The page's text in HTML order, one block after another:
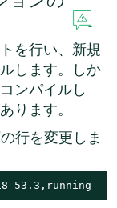
を行い、新規
します。しか
ンパイルし
ります。
行を変更しま
53.3,running